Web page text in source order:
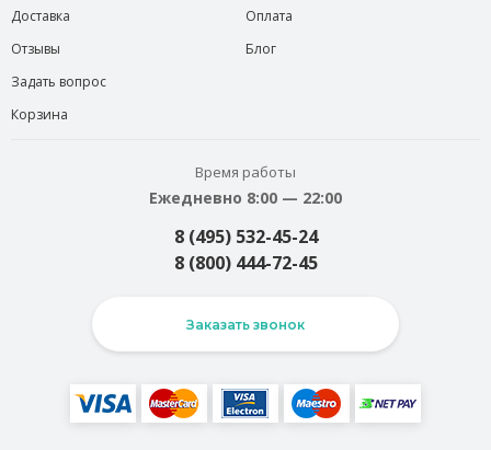
Доставка
Отзывы
Задать вопрос
Корзина
Оплата
Блог
Время работы
Ежедневно 8:00 — 22:00
8 (495) 532-45-24
8 (800) 444-72-45
Заказать звонок